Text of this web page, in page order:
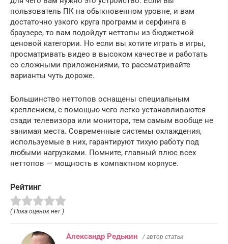
пользователь ПК на обыкновенном уровне, и вам
достаточно узкого круга программ и серфинга в
браузере, то вам подойдут неттопы из бюджетной
ценовой категории. Но если вы хотите играть в игры,
просматривать видео в высоком качестве и работать
со сложными приложениями, то рассматривайте
варианты чуть дороже.
Большинство неттопов оснащены специальным
креплением, с помощью чего легко устанавливаются
сзади телевизора или монитора, тем самым вообще не
занимая места. Современные системы охлаждения,
используемые в них, гарантируют тихую работу под
любыми нагрузками. Помните, главный плюс всех
неттопов — мощность в компактном корпусе.
Рейтинг
( Пока оценок нет )
Александр Редькин / автор статьи